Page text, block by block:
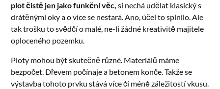
plot čistě jen jako funkční věc, si nechá udělat klasický s
drátěnými oky a o více se nestará. Ano, účel to splnilo. Ale
tak trošku to svědčí o malé, ne-li žádné kreativitě majitele
oploceného pozemku.
Ploty mohou být skutečně různé. Materiálů máme
bezpočet. Dřevem počínaje a betonem konče. Takže se
výstavba tohoto prvku stává více či méně záležitostí vkusu.